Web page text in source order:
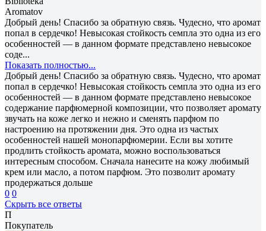
Aromatov
Добрый день! Спасибо за обратную связь. Чудесно, что аромат
попал в сердечко! Невысокая стойкость семпла это одна из его
особенностей — в данном формате представлено невысокое
соде...
Показать полностью...
Добрый день! Спасибо за обратную связь. Чудесно, что аромат
попал в сердечко! Невысокая стойкость семпла это одна из его
особенностей — в данном формате представлено невысокое
содержание парфюмерной композиции, что позволяет аромату
звучать на коже легко и нежно и сменять парфюм по
настроению на протяжении дня. Это одна из частых
особенностей нашей монопарфюмерии. Если вы хотите
продлить стойкость аромата, можно воспользоваться
интересным способом. Сначала нанесите на кожу любимый
крем или масло, а потом парфюм. Это позволит аромату
продержаться дольше
0 0
Скрыть все ответы
П
Покупатель